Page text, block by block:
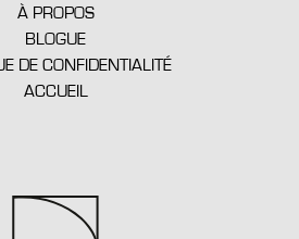
À PROPOS
BLOGUE
DE CONFIDENTIALITÉ
ACCUEIL